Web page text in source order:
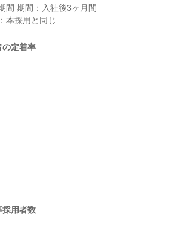
間 期間：入社後3ヶ月間
の定着率
採用者数